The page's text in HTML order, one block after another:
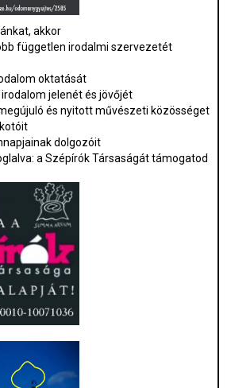
akkor
független irodalmi szervezetét
oktatását
jelenét és jövőjét
és nyitott művészeti közösséget
dolgozóit
a Szépírók Társaságát támogatod